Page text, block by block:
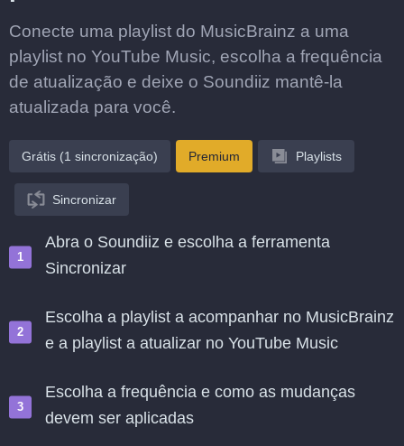
Conecte uma playlist do MusicBrainz a uma
playlist no YouTube Music, escolha a frequência
de atualização e deixe o Soundiiz mantê-la
atualizada para você.
Grátis (1 sincronização) Premium Playlists
Sincronizar
Abra o Soundiiz e escolha a ferramenta
Sincronizar
Escolha a playlist a acompanhar no MusicBrainz
e a playlist a atualizar no YouTube Music
Escolha a frequência e como as mudanças
devem ser aplicadas